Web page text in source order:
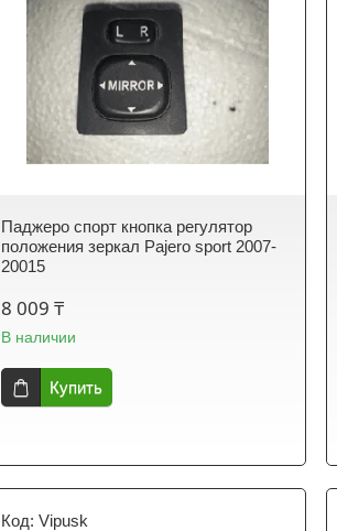
Паджеро спорт кнопка регулятор
положения зеркал Pajero sport 2007-
20015
8 009 ₸
В наличии
Купить
Vipusk